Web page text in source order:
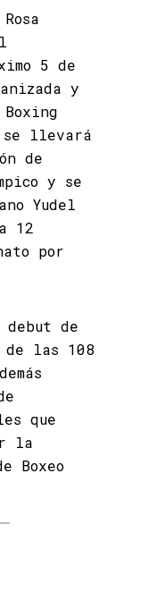
5 de
y
se llevará
de
y se
Yudel
12
por
de
las 108
que
la
Boxeo